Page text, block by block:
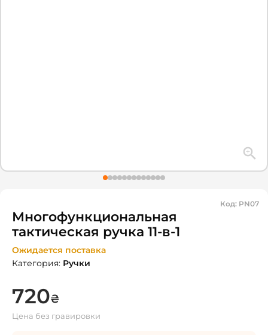
Многофункциональная
тактическая ручка 11-в-1
Код: PN07
Ожидается поставка
Категория: Ручки
720₴
Цена без гравировки